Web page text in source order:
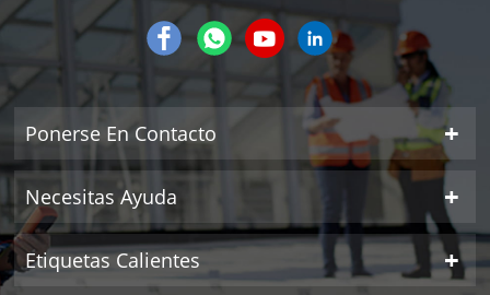
Ponerse En Contacto
Necesitas Ayuda
Etiquetas Calientes